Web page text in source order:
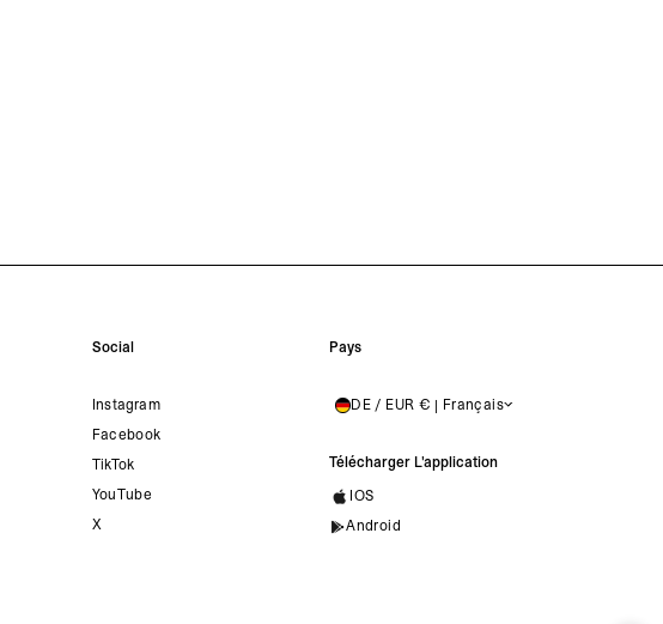
Social
Instagram
Facebook
TikTok
YouTube
X
Pays
GERMANY DE / EUR € | Français
Télécharger L'application
IOS
Android